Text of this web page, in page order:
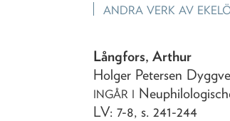
ANDRA VERK AV
Långfors, Arthur
Holger Petersen Dyggve
INGÅR I
LV: 7-8, s. 241-244